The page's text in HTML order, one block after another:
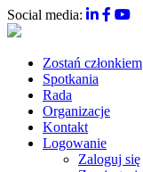
Social media:
Zostań członkiem
Spotkania
Rada
Organizacje
Kontakt
Logowanie
Zaloguj się